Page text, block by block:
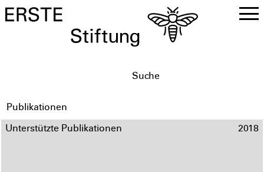
Publikationen
Unterstützte Publikationen 2018